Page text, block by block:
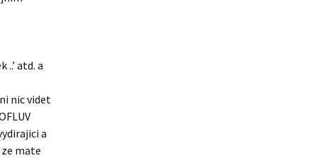
atd. a
nic videt
a
mate